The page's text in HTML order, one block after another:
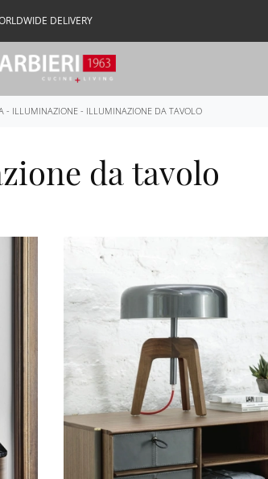
DELIVERY
- ILLUMINAZIONE- ILLUMINAZIONE DA TAVOLO
da tavolo